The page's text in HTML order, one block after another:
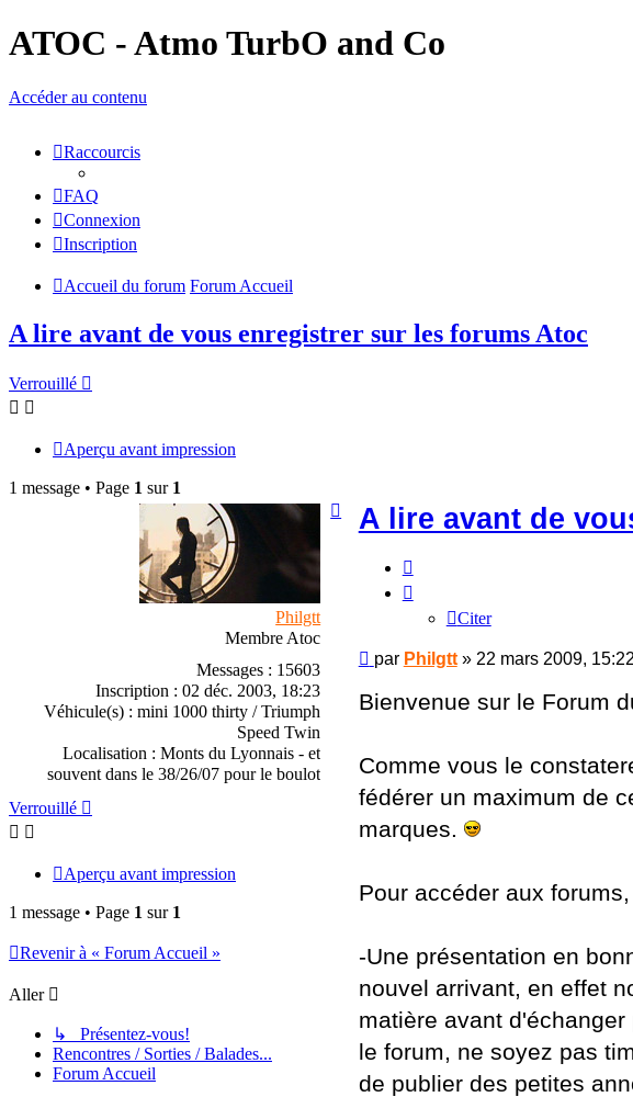
ATOC - Atmo TurbO and Co
Accéder au contenu
Raccourcis
FAQ
Connexion
Inscription
Accueil du forum Forum Accueil
A lire avant de vous enregistrer sur les forums Atoc
Verrouillé
Aperçu avant impression
1 message • Page 1 sur 1
Philgtt
Membre Atoc
Messages : 15603
Inscription : 02 déc. 2003, 18:23
Véhicule(s) : mini 1000 thirty / Triumph
Speed Twin
Localisation : Monts du Lyonnais - et
souvent dans le 38/26/07 pour le boulot
A lire avant de
Citer
Message
par Philgtt» 22 mars 2009, 15:22
Bienvenue sur le Forum
Comme vous le
fédérer un maximum de
marques.
Pour accéder aux
-Une présentation en
nouvel arrivant, en effet
matière avant
le forum, ne soyez pas
de publier des petites
Haut
Verrouillé
Aperçu avant impression
1 message • Page 1 sur 1
Revenir à « Forum Accueil »
Aller
↳ Présentez-vous!
Rencontres / Sorties / Balades...
Forum Accueil